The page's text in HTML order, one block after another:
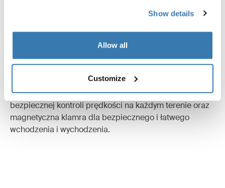
Show details
Allow all
Customize
Bezkonkurencyjne bezpieczeństwo
Zintegrowany ręczny hamulec skrętny do płynnej i
bezpiecznej kontroli prędkości na każdym terenie oraz
magnetyczna klamra dla bezpiecznego i łatwego
wchodzenia i wychodzenia.